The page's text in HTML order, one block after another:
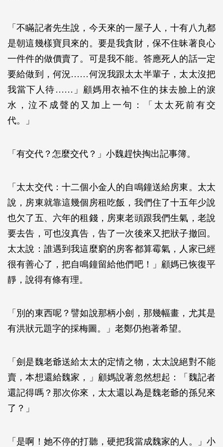
「不瞞記者先生說，今天來的一屋子人，十有八九都
是朝這幾樣寶貝來的。要是我貪財，保不住昧著良心
一件件的做價賣了。可是我不能。答應死人的話一定
要給做到，何況……何況我跟太太半輩子，太太沒把
我當下人待……」顧媽用衣袖不住的抹去臉上的淚
水，泣不成聲的又加上一句：「太太死前有交
代。」
「有交代？怎麼交代？」小魏趕快掏出記事簿。
「太太交代：十二個小金人的自鳴鐘送給房東。太太
說，房東就靠這幾個房租吃飯，我們住了十五年少說
也欠了五、六年的租錢，房東老頭跟我們生氣，老說
要去告，可也沒真告，告了一次後來又把狀子撤回。
太太說：誰遇到我這麼窮的房客都算霉氣，人家已經
很有善心了，把自鳴鐘留給他們吧！」顧媽已恢復平
靜，說得有條有理。
「別的東西呢？譬如說那柄小劍，那幾幅畫，尤其是
有洪狀元題字的採梅圖。」老鄭仍抱著希望。
「劍是魏老爺送給太太的定情之物，太太說絕對不能
賣，本想還給魏家，」顧媽說著忽然想起：「魏記者
還記得嗎？那次你來，太太還以為是魏老爺的孫兒來
了？」
「是啊！她不停的打聽，硬把我當成魏家的人。」小